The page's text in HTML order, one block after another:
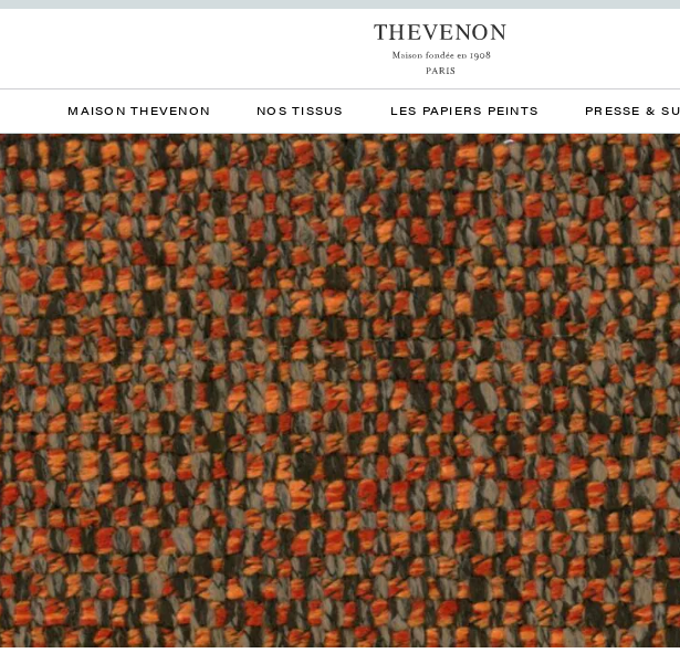
MAISON THEVENON NOS TISSUS LES PAPIERS PEINTS PRESSE &